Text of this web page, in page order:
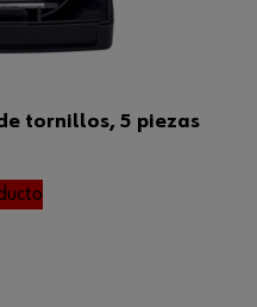
tornillos, 5 piezas